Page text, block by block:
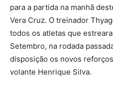
para a partida na manhã
Vera Cruz. O treinador
todos os atletas que
Setembro, na rodada
disposição os novos
volante Henrique Silva.